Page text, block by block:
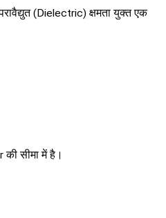
(Dielectric) क्षमता युक्त एक
सीमा में है।